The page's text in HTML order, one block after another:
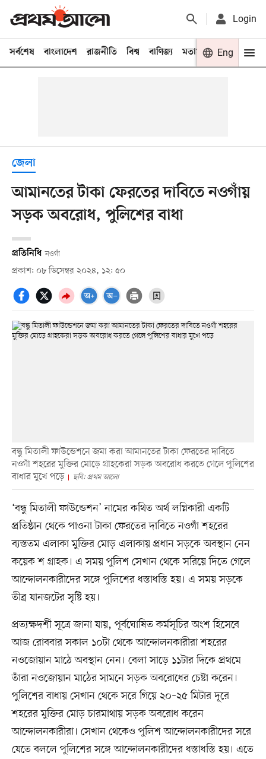
Login
সর্বশেষ বাংলাদেশ রাজনীতি বিশ্ব বাণিজ্য মতামত খেলা
Eng
জেলা
আমানতের টাকা ফেরতের দাবিতে নওগাঁয়
সড়ক অবরোধ, পুলিশের বাধা
প্রতিনিধি নওগাঁ
প্রকাশ: ০৮ ডিসেম্বর ২০২৪, ১২: ৫০
বন্ধু মিতালী ফাউন্ডেশনে জমা করা আমানতের টাকা ফেরতের দাবিতে
নওগাঁ শহরের মুক্তির মোড়ে গ্রাহকেরা সড়ক অবরোধ করতে গেলে পুলিশের
বাধার মুখে পড়ে
ছবি: প্রথম আলো
‘বন্ধু মিতালী ফাউন্ডেশন’ নামের কথিত অর্থ লগ্নিকারী একটি
প্রতিষ্ঠান থেকে পাওনা টাকা ফেরতের দাবিতে নওগাঁ শহরের
ব্যস্ততম এলাকা মুক্তির মোড় এলাকায় প্রধান সড়কে অবস্থান নেন
কয়েক শ গ্রাহক। এ সময় পুলিশ সেখান থেকে সরিয়ে দিতে গেলে
আন্দোলনকারীদের সঙ্গে পুলিশের ধস্তাধস্তি হয়। এ সময় সড়কে
তীব্র যানজটের সৃষ্টি হয়।
প্রত্যক্ষদর্শী সূত্রে জানা যায়, পূর্বঘোষিত কর্মসূচির অংশ হিসেবে
আজ রোববার সকাল ১০টা থেকে আন্দোলনকারীরা শহরের
নওজোয়ান মাঠে অবস্থান নেন। বেলা সাড়ে ১১টার দিকে প্রথমে
তাঁরা নওজোয়ান মাঠের সামনে সড়ক অবরোধের চেষ্টা করেন।
পুলিশের বাধায় সেখান থেকে সরে গিয়ে ২০–২৫ মিটার দূরে
শহরের মুক্তির মোড় চারমাথায় সড়ক অবরোধ করেন
আন্দোলনকারীরা। সেখান থেকেও পুলিশ আন্দোলনকারীদের সরে
যেতে বললে পুলিশের সঙ্গে আন্দোলনকারীদের ধস্তাধস্তি হয়। এতে